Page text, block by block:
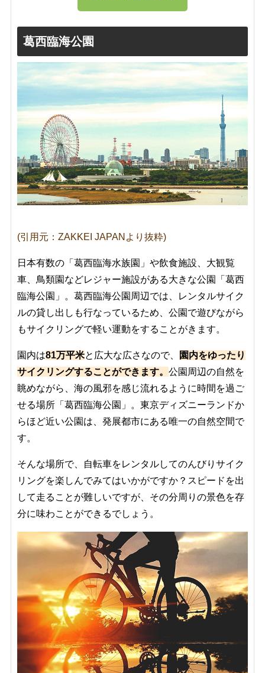
葛西臨海公園
(引用元：ZAKKEI JAPANより抜粋)
日本有数の「葛西臨海水族園」や飲食施設、大観覧
車、鳥類園などレジャー施設がある大きな公園「葛西
臨海公園」。葛西臨海公園周辺では、レンタルサイク
ルの貸し出しも行なっているため、公園で遊びながら
もサイクリングで軽い運動をすることがきます。
園内は81万平米と広大な広さなので、
園内をゆったり
サイクリングすることができます。 公園周辺の自然を
眺めながら、海の風邪を感じ流れるように時間を過ご
せる場所「葛西臨海公園」。東京ディズニーランドか
らほど近い公園は、発展都市にある唯一の自然空間で
す。
そんな場所で、自転車をレンタルしてのんびりサイク
リングを楽しんでみてはいかがですか？スピードを出
して走ることが難しいですが、その分周りの景色を存
分に味わことができるでしょう。